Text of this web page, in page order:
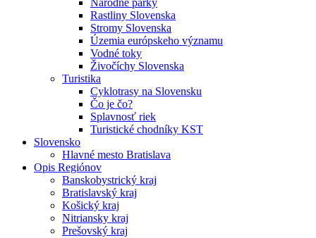
Rastliny Slovenska
Stromy Slovenska
Územia európskeho významu
Vodné toky
Živočíchy Slovenska
Turistika
Cyklotrasy na Slovensku
Čo je čo?
Splavnosť riek
Turistické chodníky KST
Slovensko
Hlavné mesto Bratislava
Opis Regiónov
Banskobystrický kraj
Bratislavský kraj
Košický kraj
Nitriansky kraj
Prešovský kraj